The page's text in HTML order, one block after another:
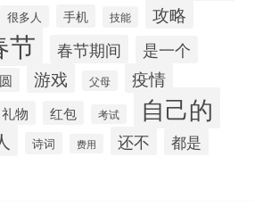
很多人 手机 技能 攻略
节 春节期间 是一个
游戏 父母 疫情
礼物 红包 考试 自己的
诗词 费用 还不 都是